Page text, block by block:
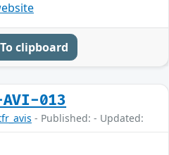
To clipboard
AVI-013
- Published: - Updated: